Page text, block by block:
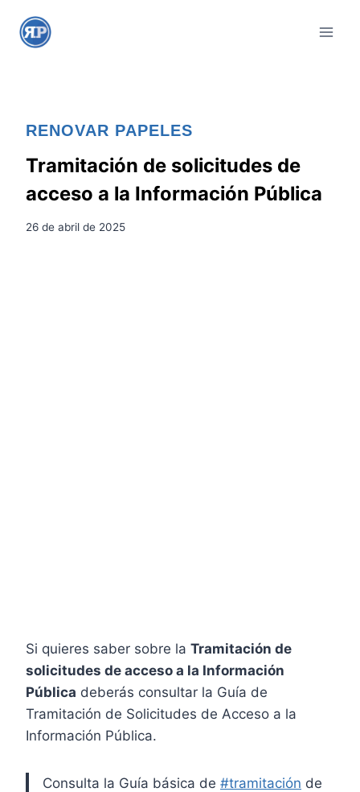
RENOVAR PAPELES
Tramitación de solicitudes de
acceso a la Información Pública
26 de abril de 2025
Si quieres saber sobre la Tramitación de
solicitudes de acceso a la Información
Pública deberás consultar la Guía de
Tramitación de Solicitudes de Acceso a la
Información Pública.
Consulta la Guía básica de #tramitación de